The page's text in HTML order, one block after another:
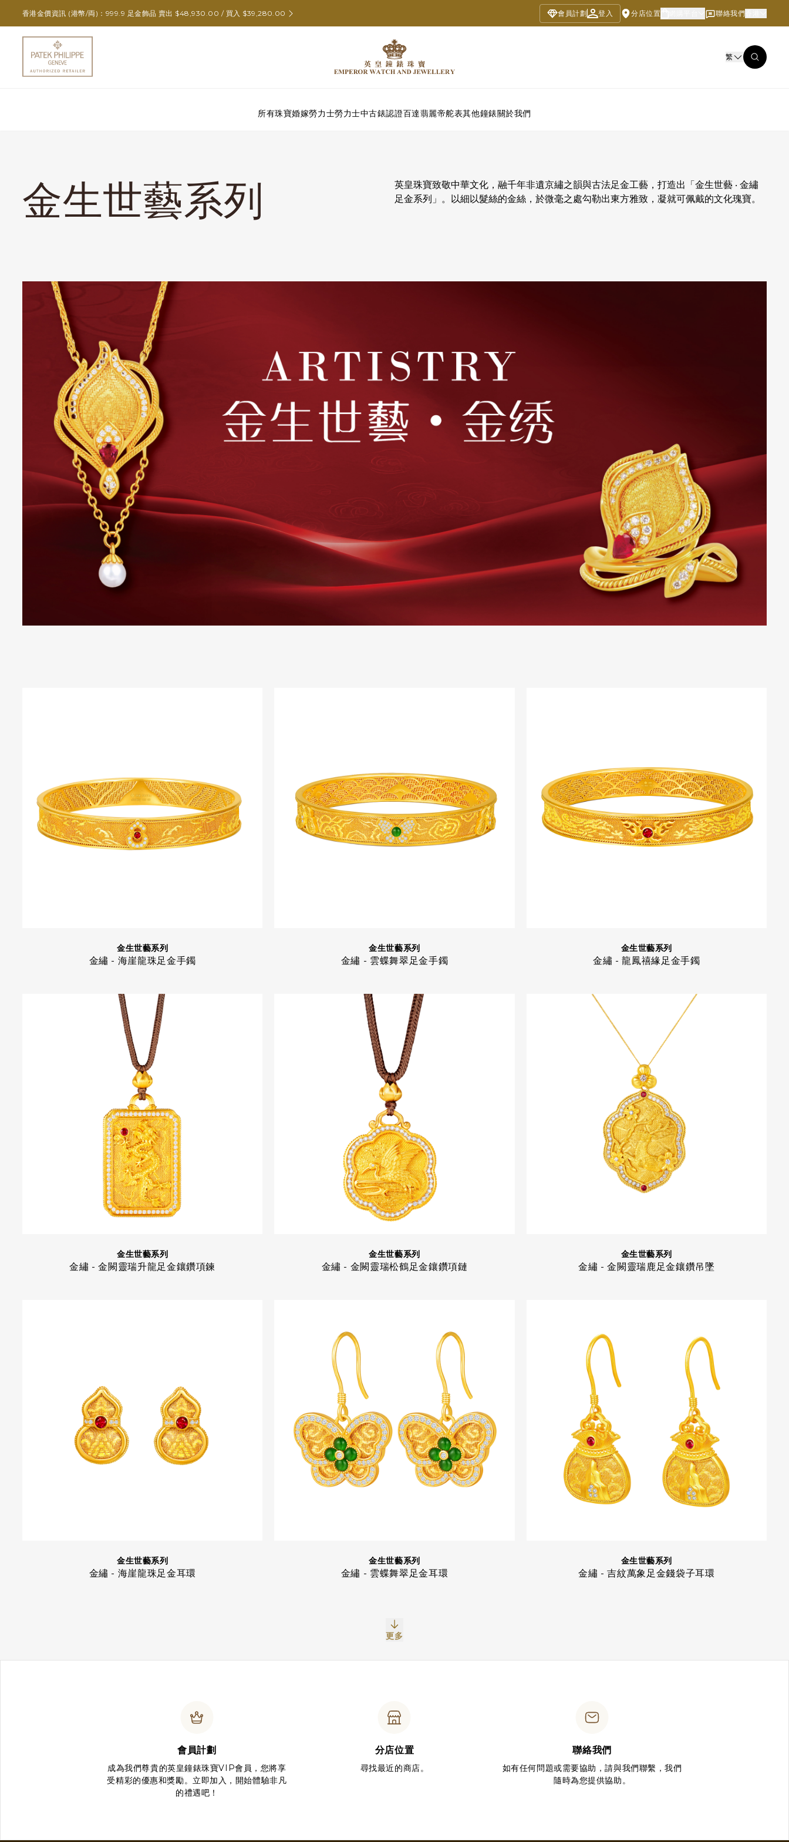
香港金價資訊 (港幣/両)：999.9 足金飾品 賣出 $48,930.00 / 買入 $39,280.00 會員計劃 登入 分店位置 聯絡我們
繁
所有珠寶婚嫁勞力士勞力士中古錶認證百達翡麗帝舵表其他鐘錶關於我們
金生世藝系列
英皇珠寶致敬中華文化，融千年非遺京繡之韻與古法足金工藝，打造出「金生世藝 ‧ 金繡
足金系列」。以細以髮絲的金絲，於微毫之處勾勒出東方雅致，凝就可佩戴的文化瑰寶。
金生世藝系列
金繡 - 海崖龍珠足金手鐲
金生世藝系列
金繡 - 雲蝶舞翠足金手鐲
金生世藝系列
金繡 - 龍鳳禧緣足金手鐲
金生世藝系列
金繡 - 金闕靈瑞升龍足金鑲鑽項鍊
金生世藝系列
金繡 - 金闕靈瑞松鶴足金鑲鑽項鏈
金生世藝系列
金繡 - 金闕靈瑞鹿足金鑲鑽吊墜
金生世藝系列
金繡 - 海崖龍珠足金耳環
金生世藝系列
金繡 - 雲蝶舞翠足金耳環
金生世藝系列
金繡 - 吉紋萬象足金錢袋子耳環
更多
會員計劃
成為我們尊貴的英皇鐘錶珠寶VIP會員，您將享
受精彩的優惠和獎勵。立即加入，開始體驗非凡
的禮遇吧！
分店位置
尋找最近的商店。
聯絡我們
如有任何問題或需要協助，請與我們聯繫，我們
隨時為您提供協助。